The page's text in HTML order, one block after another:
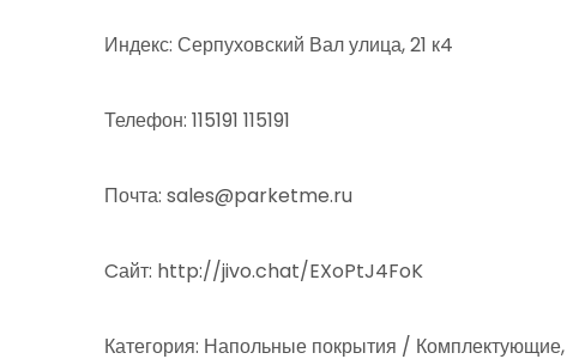
Индекс: Серпуховский Вал улица, 21 к4
Телефон: 115191 115191
Почта: sales@parketme.ru
Cайт: http://jivo.chat/EXoPtJ4FoK
Категория: Напольные покрытия /